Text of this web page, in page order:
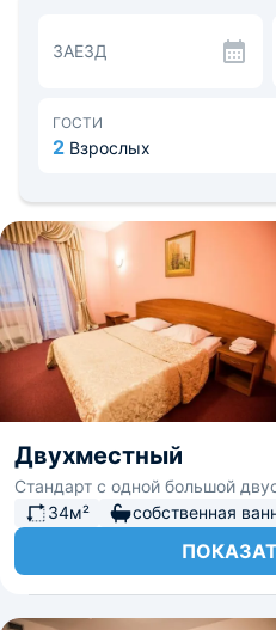
завтрака отдыхающим в
Оборудован банкетный и
Удобное местоположение
до главных
ЗАЕЗД
ГОСТИ
2 Взрослых
Двухместный
Стандарт с одной большой
34м²
собственная